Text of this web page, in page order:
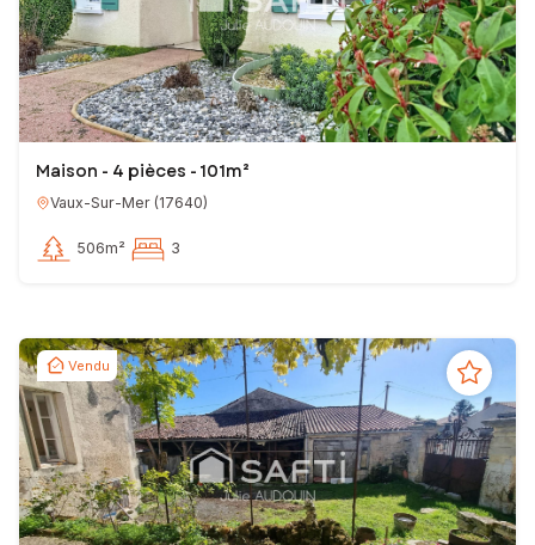
Maison - 4 pièces - 101m²
Vaux-Sur-Mer (17640)
506m² 3
Vendu